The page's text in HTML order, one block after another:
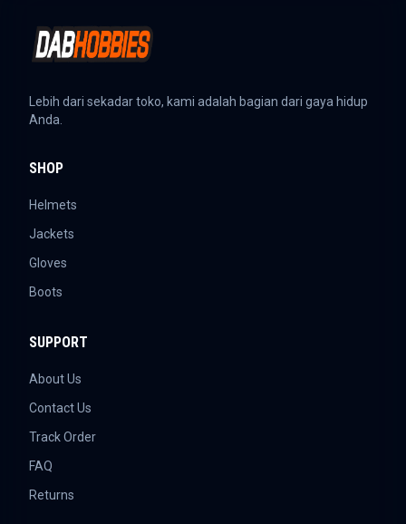
Lebih dari sekadar toko, kami adalah bagian dari gaya hidup
Anda.
SHOP
Helmets
Jackets
Gloves
Boots
SUPPORT
About Us
Contact Us
Track Order
FAQ
Returns